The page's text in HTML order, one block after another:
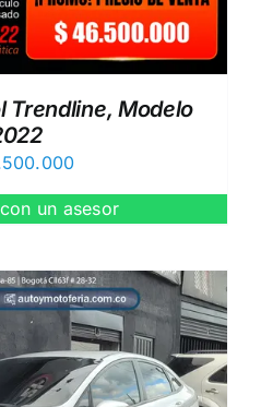
Trendline, Modelo
un asesor